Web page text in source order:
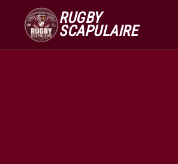
RUGBY
SCAPULAIRE